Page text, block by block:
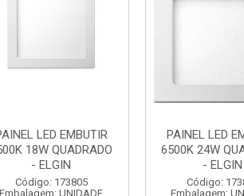
LED EMBUTIR
18W QUADRADO
- ELGIN
Código: 173805
Embalagem: UNIDADE
PAINEL LED
6500K 24W
- ELGIN
Código:
Embalagem: